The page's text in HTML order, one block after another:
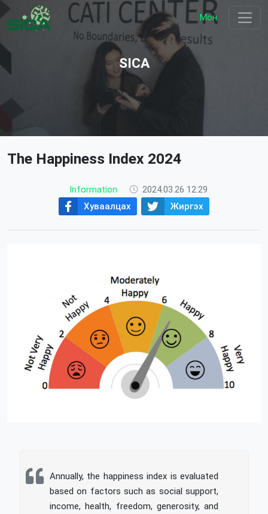
Мон
SICA
The Happiness Index 2024
Information
2024.03.26 12:29
Хуваалцах
Жиргэх
Annually, the happiness index is evaluated
based on factors such as social support,
income, health, freedom, generosity, and